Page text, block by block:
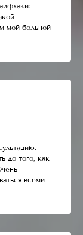
мой больной
до того, как
всеми